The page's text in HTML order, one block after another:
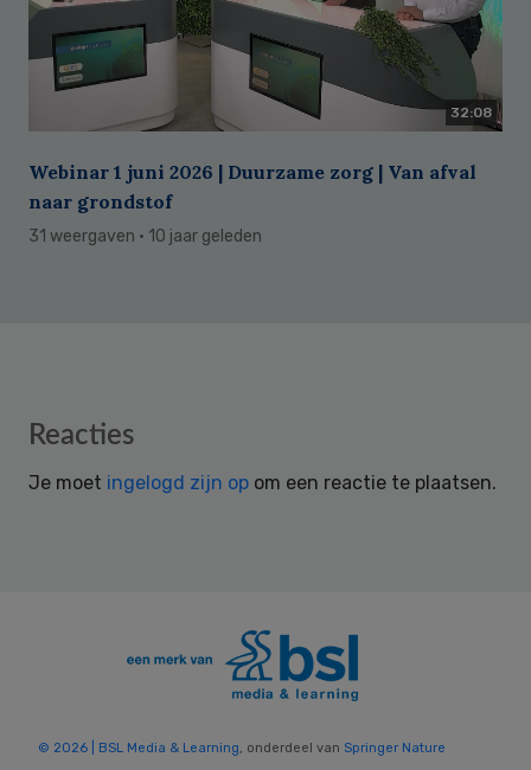
32:08
Webinar 1 juni 2026 | Duurzame zorg | Van afval
naar grondstof
31 weergaven · 10 jaar geleden
Reader
Reacties
Je moet ingelogd zijn op om een reactie te plaatsen.
© 2026 | BSL Media & Learning, onderdeel van Springer Nature